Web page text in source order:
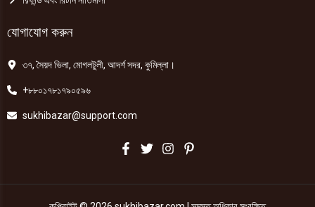
যোগাযোগ করুন
৩৭, সৈয়দ ভিলা, মোগলটুলী, আদর্শ সদর, কুমিল্লা।
+৮৮০১৭৮১৭৯০৫৯৬
sukhibazar@support.com